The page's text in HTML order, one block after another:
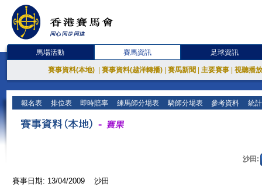
馬場活動 賽馬資訊 足球資訊
賽事資料(本地) 賽事資料(越洋轉播) 賽馬新聞 主要賽事 視聽播
報名表 排位表 即時賠率 練馬師分場表 騎師分場表 參考資料 統
沙田:
賽事日期: 13/04/2009 沙田